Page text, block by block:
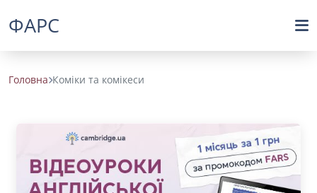
ФАРС
Головна Коміки та комікеси